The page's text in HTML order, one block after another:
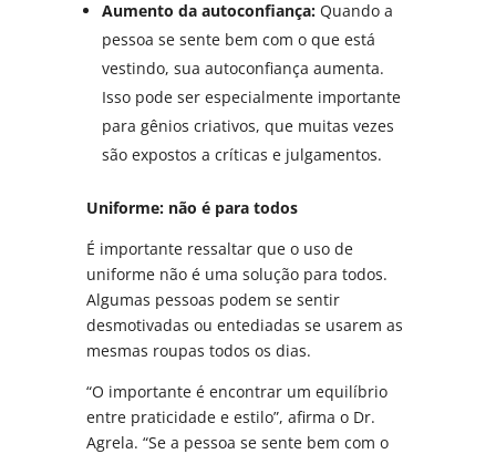
Aumento da autoconfiança: Quando a
pessoa se sente bem com o que está
vestindo, sua autoconfiança aumenta.
Isso pode ser especialmente importante
para gênios criativos, que muitas vezes
são expostos a críticas e julgamentos.
Uniforme: não é para todos
É importante ressaltar que o uso de
uniforme não é uma solução para todos.
Algumas pessoas podem se sentir
desmotivadas ou entediadas se usarem as
mesmas roupas todos os dias.
“O importante é encontrar um equilíbrio
entre praticidade e estilo”, afirma o Dr.
Agrela. “Se a pessoa se sente bem com o